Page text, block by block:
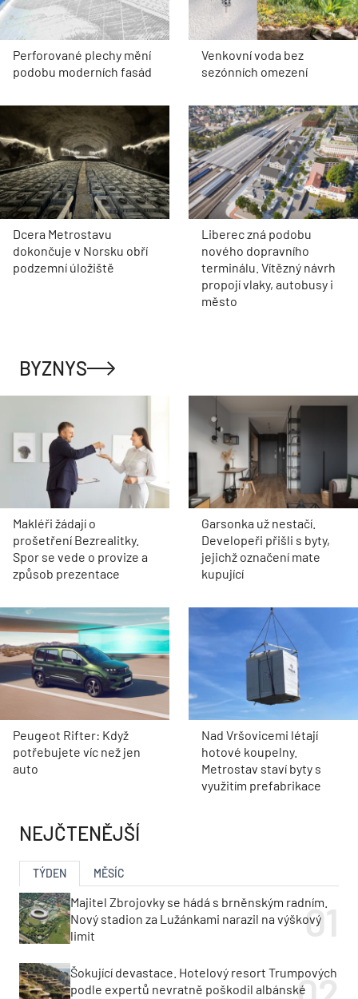
Perforované plechy mění
podobu moderních fasád
Venkovní voda bez
sezónních omezení
Dcera Metrostavu
dokončuje v Norsku obří
podzemní úložiště
Liberec zná podobu
nového dopravního
terminálu. Vítězný návrh
propojí vlaky, autobusy i
město
BYZNYS
Makléři žádají o
prošetření Bezrealitky.
Spor se vede o provize a
způsob prezentace
Garsonka už nestačí.
Developeři přišli s byty,
jejichž označení mate
kupující
Peugeot Rifter: Když
potřebujete víc než jen
auto
Nad Vršovicemi létají
hotové koupelny.
Metrostav staví byty s
využitím prefabrikace
NEJČTENĚJŠÍ
TÝDEN MĚSÍC
Majitel Zbrojovky se hádá s brněnským radním.
Nový stadion za Lužánkami narazil na výškový
limit
Šokující devastace. Hotelový resort Trumpových
podle expertů nevratně poškodil albánské